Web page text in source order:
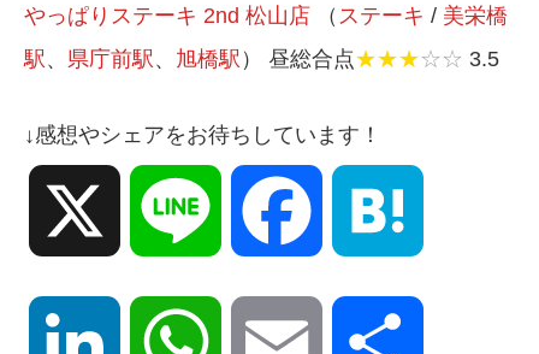
やっぱりステーキ 2nd 松山店 （ ステーキ / 美栄橋
駅、 県庁前駅、 旭橋駅 ） 昼総合点★★★☆☆ 3.5
↓感想やシェアをお待ちしています！
Line Facebook
LinkedIn WhatsApp Email